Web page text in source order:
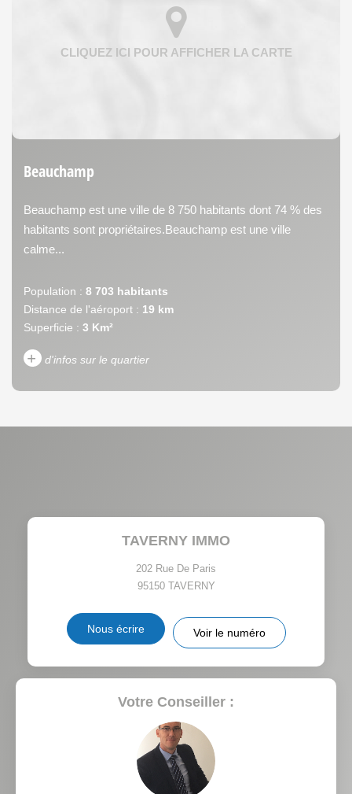
Beauchamp
Beauchamp est une ville de 8 750 habitants dont 74 % des
habitants sont propriétaires.Beauchamp est une ville
calme...
Population : 8 703 habitants
Distance de l'aéroport : 19 km
Superficie : 3 Km²
+ d'infos sur le quartier
PART DES MÉNAGES SANS
VOITURE
RÉSULTATS DES LYCÉES ECOLES ET CRÈCHES
TAVERNY IMMO
202 Rue De Paris
95150 TAVERNY
Nous écrire Voir le numéro
Votre Conseiller :